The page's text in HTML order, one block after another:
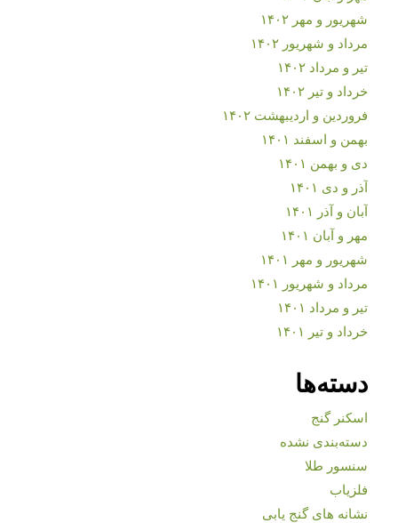
شهریور و مهر ۱۴۰۲
مرداد و شهریور ۱۴۰۲
تیر و مرداد ۱۴۰۲
خرداد و تیر ۱۴۰۲
فروردین و اردیبهشت ۱۴۰۲
بهمن و اسفند ۱۴۰۱
دی و بهمن ۱۴۰۱
آذر و دی ۱۴۰۱
آبان و آذر ۱۴۰۱
مهر و آبان ۱۴۰۱
شهریور و مهر ۱۴۰۱
مرداد و شهریور ۱۴۰۱
تیر و مرداد ۱۴۰۱
خرداد و تیر ۱۴۰۱
دسته‌ها
اسکنر گنج
دسته‌بندی نشده
سنسور طلا
فلزیاب
نشانه های گنج یابی